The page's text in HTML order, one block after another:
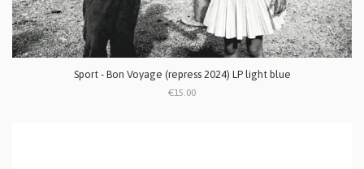
Sport - Bon Voyage (repress 2024) LP light blue
€15.00